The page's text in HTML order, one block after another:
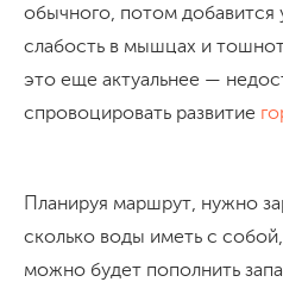
обычного, потом добавится
слабость в мышцах и
это еще актуальнее —
спровоцировать развитие
Планируя маршрут, нужно
сколько воды иметь с
можно будет пополнить